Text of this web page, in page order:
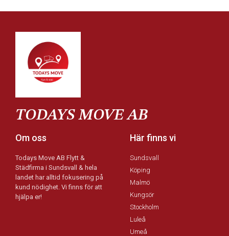
TODAYS MOVE AB
Om oss
Todays Move AB Flytt &
Städfirma i Sundsvall & hela
landet har alltid fokusering på
kund nödighet. Vi finns för att
hjälpa er!
Här finns vi
Sundsvall
Köping
Malmö
Kungsör
Stockholm
Luleå
Umeå